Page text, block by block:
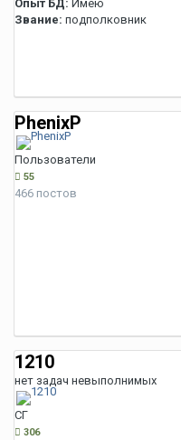
Опыт БД: Имею
Звание: подполковник
PhenixP
Пользователи
55
466 постов
1210
нет задач невыполнимых
СГ
306